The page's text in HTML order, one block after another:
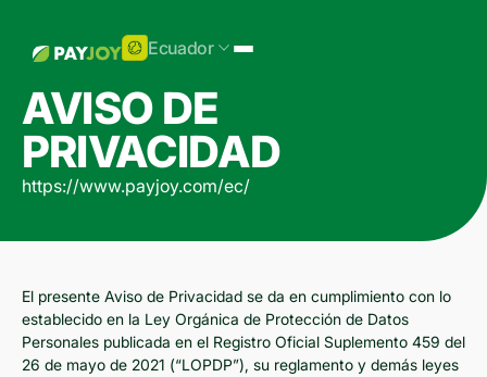
Ecuador
AVISO DE
PRIVACIDAD
https://www.payjoy.com/ec/
El presente Aviso de Privacidad se da en cumplimiento con lo
establecido en la Ley Orgánica de Protección de Datos
Personales publicada en el Registro Oficial Suplemento 459 del
26 de mayo de 2021 (“LOPDP”), su reglamento y demás leyes